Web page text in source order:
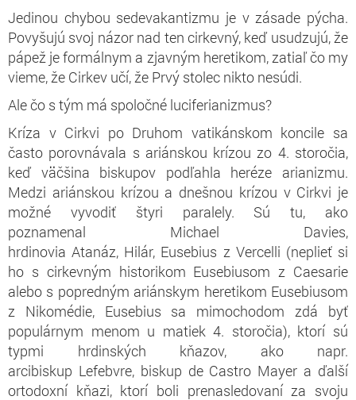
Jedinou chybou sedevakantizmu je v zásade pýcha.
Povyšujú svoj názor nad ten cirkevný, keď usudzujú, že
pápež je formálnym a zjavným heretikom, zatiaľ čo my
vieme, že Cirkev učí, že Prvý stolec nikto nesúdi.
Ale čo s tým má spoločné luciferianizmus?
Kríza v Cirkvi po Druhom vatikánskom koncile sa
často porovnávala s ariánskou krízou zo 4. storočia,
keď väčšina biskupov podľahla heréze arianizmu.
Medzi ariánskou krízou a dnešnou krízou v Cirkvi je
možné vyvodiť štyri paralely. Sú tu, ako
poznamenal Michael Davies,
hrdinovia Atanáz, Hilár, Eusebius z Vercelli (neplieť si
ho s cirkevným historikom Eusebiusom z Caesarie
alebo s popredným ariánskym heretikom Eusebiusom
z Nikomédie, Eusebius sa mimochodom zdá byť
populárnym menom u matiek 4. storočia), ktorí sú
typmi hrdinských kňazov, ako napr.
arcibiskup Lefebvre, biskup de Castro Mayer a ďalší
ortodoxní kňazi, ktorí boli prenasledovaní za svoju